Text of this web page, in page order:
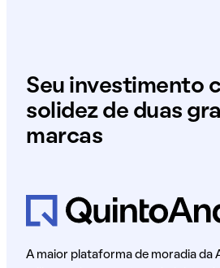
Seu investimento
solidez de duas
marcas
A maior plataforma de moradia da